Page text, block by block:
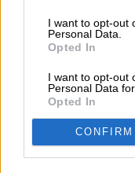
I want to opt-out
Personal Data.
Opted In
I want to opt-out
Personal Data
Opted In
CONFIRM
Los receptores
porque las
en casa y las
manejar